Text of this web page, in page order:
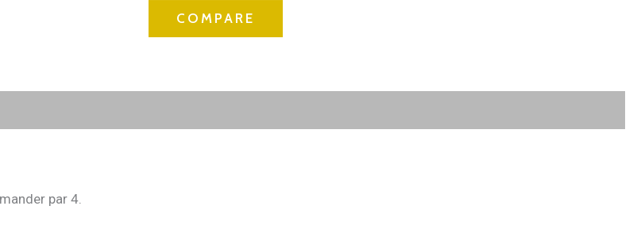
COMPARE
par 4.